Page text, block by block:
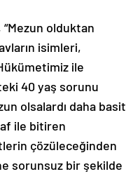
olduktan
isimleri,
ile
40 yaş sorunu
olsalardı daha basit
ile bitiren
çözüleceğinden
sorunsuz bir şekilde